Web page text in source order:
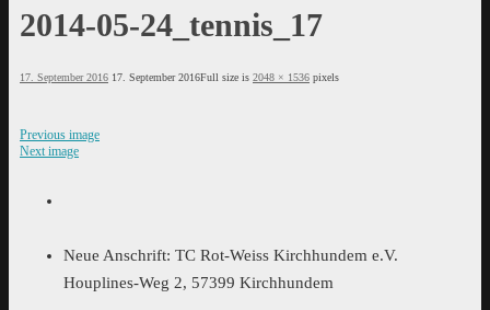
2014-05-24_tennis_17
17. September 2016 17. September 2016Full size is 2048 × 1536 pixels
Previous image
Next image
Neue Anschrift: TC Rot-Weiss Kirchhundem e.V.
Houplines-Weg 2, 57399 Kirchhundem